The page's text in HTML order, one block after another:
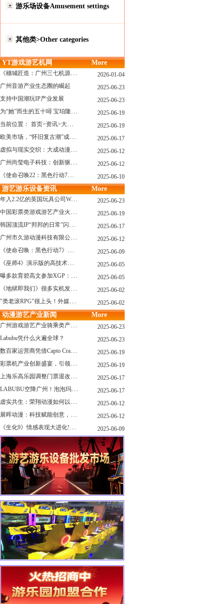
游乐场设备Amusement settings
其他类>Other categories
YT游戏游艺机网
More
《穗城匠造：广州三七机源头的工厂店密码》
2026-01-04
广州音游产业生态圈的崛起
2025-06-23
支持中国潮玩IP产业发展
2025-06-23
为“她”而生的五十噚 宝珀隆重推出全新五十噚女士潜水腕表 2025-06-19
当前位置： 首页>资讯>大型游戏展览和新游戏厅6月大温揭幕 大型游戏展览和新游戏厅6月大温揭幕 2025-06-19
欧美市场，“怀旧复古潮”成今年爆火！ 2025-06-17
虚拟与现实交织：大成动漫如何用"数字工匠精神"重塑游艺产业价值生态 2025-06-12
广州尚莹电子科技：创新驱动，引领游艺产业智能化新浪潮 2025-06-12
《使命召唤22：黑色行动7》战役模式传闻引不满:玩家将扮演无名士兵 2025-06-10
游艺游乐设备资讯
More
年入2.2亿的英国玩具公司Wow! Stuff被收购！
2025-06-23
中国彩票类游戏游艺产业火红现状深度分析 2025-06-19
韩国顶流IP“邦邦的日常”闪现深圳 2025-06-17
广州市久游动漫科技有限公司：创新驱动，引领游艺产业新浪潮 2025-06-12
《使命召唤：黑色行动7》问题多多：或将重蹈覆辙 2025-06-09
《巫师4》演示版的高技术力能在PS5上复现吗？数毛社以为很有或许！ 2025-06-05
曝多款育碧高文参加XGP：《星球大战：亡命之徒》、《阿凡达：潘多拉边境》、《刺客信条：影》等 2025-06-05
《地狱即我们》很多实机发布！虚幻5的地狱级画质！ 2025-06-02
"类老滚RPG"很上头！外媒盛赞新作《污痕圣杯》 2025-06-02
动漫游艺产业新闻
More
广州游戏游艺产业骑乘类产品的创新革命与沉浸式体验升级
2025-06-23
Labubu凭什么火遍全球？
2025-06-23
数百家运营商凭借Capto Crane娃娃机赢得玩家青睐——您呢？ 2025-06-19
彩票机产业创新盛宴，引领数字娱乐新潮流 2025-06-19
上海乐高乐园调整门票退改政策，多项“全球首发”引关注 2025-06-17
LABUBU空降广州！泡泡玛特快闪店限时开启 2025-06-17
虚实共生：荣翔动漫如何以"科技+文化"双轮驱动重塑游艺产业新生态 2025-06-12
展晖动漫：科技赋能创意，打造沉浸式游艺新体验 2025-06-12
《生化9》情感表现大进化!眼神、颤抖细节拉满！ 2025-06-09